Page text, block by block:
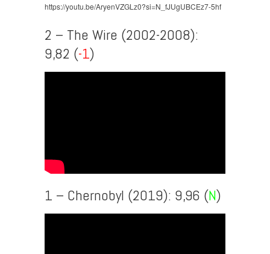
https://youtu.be/AryenVZGLz0?si=N_fJUgUBCEz7-5hf
2 – The Wire (2002-2008):
9,82 (-1)
1 – Chernobyl (2019): 9,96 (N)